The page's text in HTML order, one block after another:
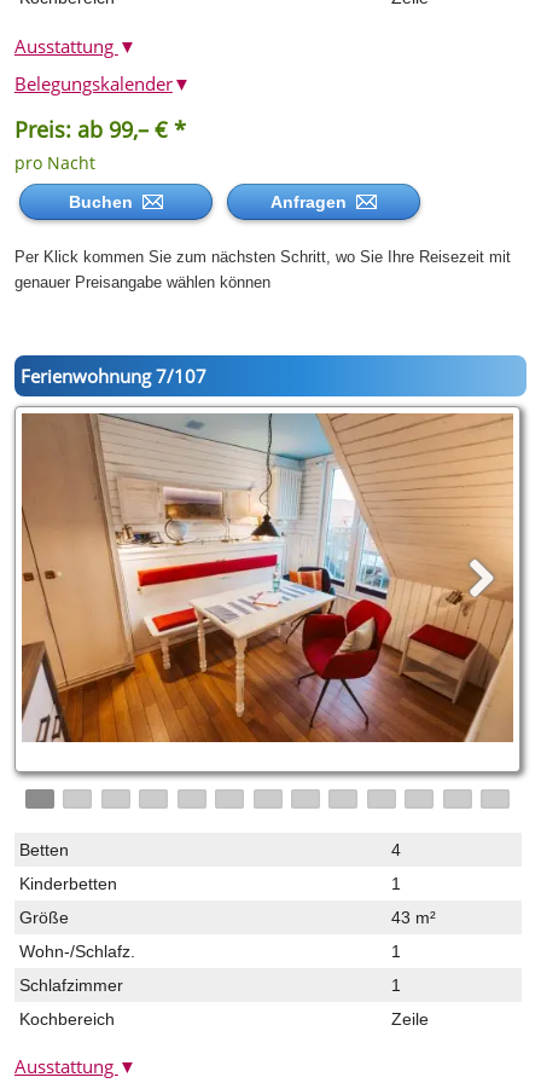
Ausstattung ▼
Preis: ab 99,– € *
pro Nacht
Buchen Anfragen
Per Klick kommen Sie zum nächsten Schritt, wo Sie Ihre Reisezeit mit
genauer Preisangabe wählen können
Belegungskalender▼
Ferienwohnung 7/107
Betten
4
Kinderbetten
1
Größe
43 m²
Wohn-/Schlafz.
1
Schlafzimmer
1
Kochbereich
Zeile
Ausstattung ▼